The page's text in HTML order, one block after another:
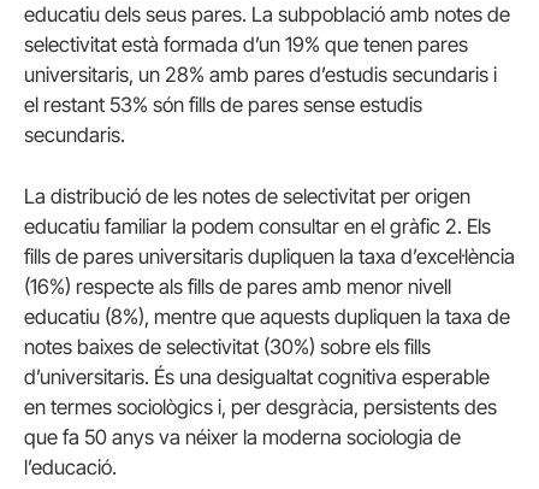
educatiu dels seus pares. La subpoblació amb notes de
selectivitat està formada d’un 19% que tenen pares
universitaris, un 28% amb pares d’estudis secundaris i
el restant 53% són fills de pares sense estudis
secundaris.
La distribució de les notes de selectivitat per origen
educatiu familiar la podem consultar en el gràfic 2. Els
fills de pares universitaris dupliquen la taxa d’excel·lència
(16%) respecte als fills de pares amb menor nivell
educatiu (8%), mentre que aquests dupliquen la taxa de
notes baixes de selectivitat (30%) sobre els fills
d’universitaris. És una desigualtat cognitiva esperable
en termes sociològics i, per desgràcia, persistents des
que fa 50 anys va néixer la moderna sociologia de
l’educació.